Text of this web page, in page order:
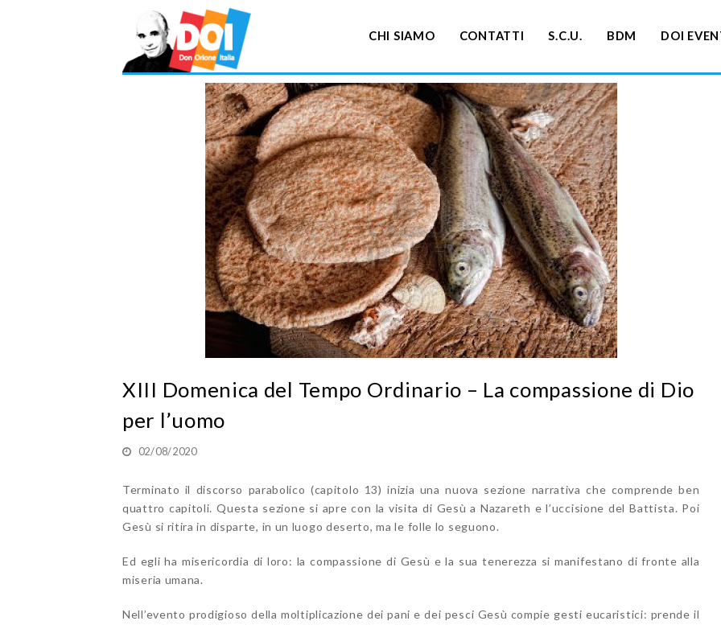
CHI SIAMO CONTATTI S.C.U. BDM DOI
XIII Domenica del Tempo Ordinario – La compassione di Dio
per l’uomo
02/08/2020
Terminato il discorso parabolico (capitolo 13) inizia una nuova sezione narrativa che comprende ben
quattro capitoli. Questa sezione si apre con la visita di Gesù a Nazareth e l’uccisione del Battista. Poi
Gesù si ritira in disparte, in un luogo deserto, ma le folle lo seguono.
Ed egli ha misericordia di loro: la compassione di Gesù e la sua tenerezza si manifestano di fronte alla
miseria umana.
Nell’evento prodigioso della moltiplicazione dei pani e dei pesci Gesù compie gesti eucaristici: prende il